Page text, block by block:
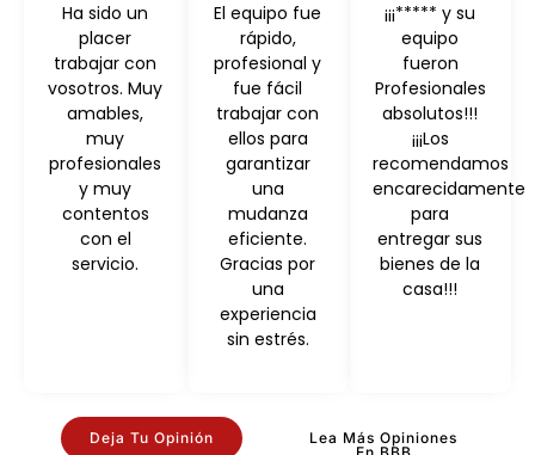
Ha sido un
placer
trabajar con
vosotros. Muy
amables,
muy
profesionales
y muy
contentos
con el
servicio.
El equipo fue
rápido,
profesional y
fue fácil
trabajar con
ellos para
garantizar
una
mudanza
eficiente.
Gracias por
una
experiencia
sin estrés.
¡¡¡***** y su
equipo
fueron
Profesionales
absolutos!!!
¡¡¡Los
recomendamos
encarecidamente
para
entregar sus
bienes de la
casa!!!
Deja Tu Opinión
Lea Más Opiniones